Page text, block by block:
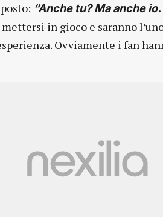
“Anche tu? Ma anche
in gioco e saranno
Ovviamente i fan